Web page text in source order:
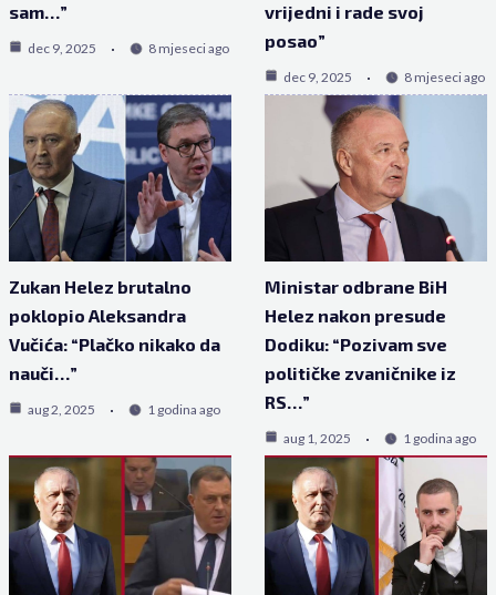
sam…”
dec 9, 2025 8 mjeseci ago
vrijedni i rade svoj
posao”
dec 9, 2025 8 mjeseci ago
Zukan Helez brutalno
poklopio Aleksandra
Vučića: “Plačko nikako da
nauči…”
aug 2, 2025 1 godina ago
Ministar odbrane BiH
Helez nakon presude
Dodiku: “Pozivam sve
političke zvaničnike iz
RS…”
aug 1, 2025 1 godina ago